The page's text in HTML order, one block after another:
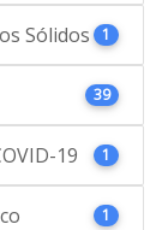
Sólidos 1
39
19 1
1